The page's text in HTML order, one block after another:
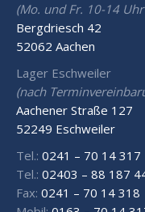
(Mo. und Fr. 10-14
Bergdriesch 42
52062 Aachen
Lager Eschweiler
(nach
Aachener Straße 127
52249 Eschweiler
Tel.: 0241 – 70 14 317
Tel.: 02403 – 88 187
Fax: 0241 – 70 14 318